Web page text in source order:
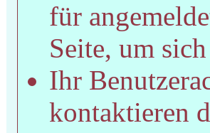
für
Seite, um
Ihr
kontaktieren